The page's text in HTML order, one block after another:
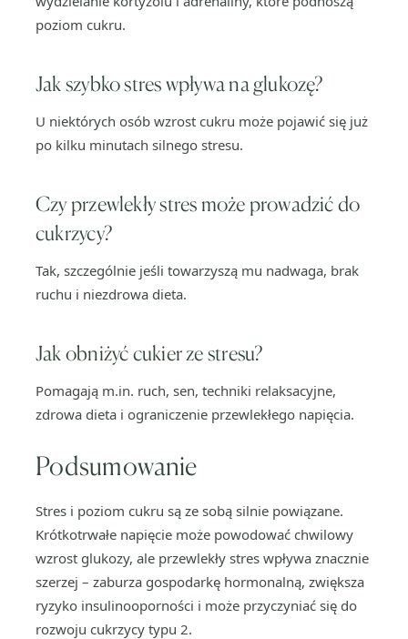
poziom cukru.
Jak szybko stres wpływa na glukozę?
U niektórych osób wzrost cukru może pojawić się już
po kilku minutach silnego stresu.
Czy przewlekły stres może prowadzić do
cukrzycy?
Tak, szczególnie jeśli towarzyszą mu nadwaga, brak
ruchu i niezdrowa dieta.
Jak obniżyć cukier ze stresu?
Pomagają m.in. ruch, sen, techniki relaksacyjne,
zdrowa dieta i ograniczenie przewlekłego napięcia.
Podsumowanie
Stres i poziom cukru są ze sobą silnie powiązane.
Krótkotrwałe napięcie może powodować chwilowy
wzrost glukozy, ale przewlekły stres wpływa znacznie
szerzej – zaburza gospodarkę hormonalną, zwiększa
ryzyko insulinooporności i może przyczyniać się do
rozwoju cukrzycy typu 2.